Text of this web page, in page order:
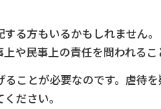
る方もいるかもしれません
や民事上の責任を問われるこ
ことが必要なのです。虐待
ださい。